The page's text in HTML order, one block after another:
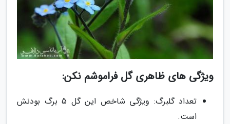
ویژگی های ظاهری گل فراموشم نکن:
تعداد گلبرگ: ویژگی شاخص این گل 5 برگ بودنش
است.